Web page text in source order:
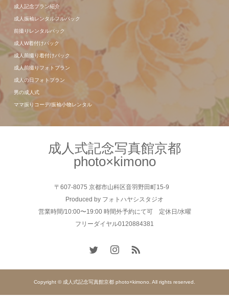
成人記念プラン紹介
成人振袖レンタルフルパック
前撮りレンタルパック
成人W着付けパック
成人前撮り着付けパック
成人前撮りフォトプラン
成人の日フォトプラン
男の成人式
ママ振りコーデ/振袖小物レンタル
成人式記念写真館京都
photo×kimono
〒607-8075 京都市山科区音羽野田町15-9
Produced by フォトハヤシスタジオ
営業時間/10:00〜19:00 時間外予約にて可 定休日/水曜
フリーダイヤル0120884381
Copyright © 成人式記念写真館京都 photo×kimono. All rights reserved.